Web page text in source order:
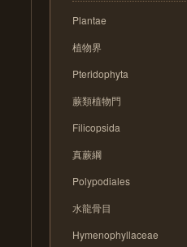
Plantae
植物界
Pteridophyta
蕨類植物門
Filicopsida
真蕨綱
Polypodiales
水龍骨目
Hymenophyllaceae